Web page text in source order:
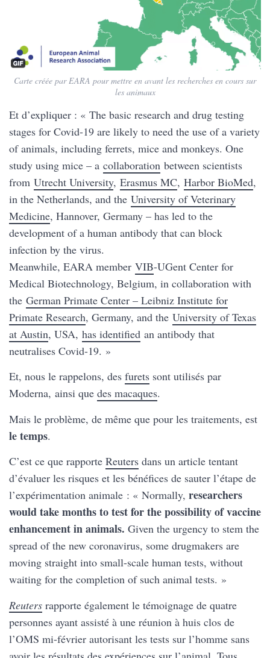
Carte créée par EARA pour mettre en avant les recherches en cours sur
les animaux
Et d’expliquer : « The basic research and drug testing
stages for Covid-19 are likely to need the use of a variety
of animals, including ferrets, mice and monkeys. One
study using mice – a collaboration between scientists
from Utrecht University, Erasmus MC, Harbor BioMed,
in the Netherlands, and the University of Veterinary
Medicine, Hannover, Germany – has led to the
development of a human antibody that can block
infection by the virus.
Meanwhile, EARA member VIB-UGent Center for
Medical Biotechnology, Belgium, in collaboration with
the German Primate Center – Leibniz Institute for
Primate Research, Germany, and the University of Texas
at Austin, USA, has identified an antibody that
neutralises Covid-19. »
Et, nous le rappelons, des furets sont utilisés par
Moderna, ainsi que des macaques.
Mais le problème, de même que pour les traitements, est
le temps.
C’est ce que rapporte Reuters dans un article tentant
d’évaluer les risques et les bénéfices de sauter l’étape de
l’expérimentation animale : « Normally, researchers
would take months to test for the possibility of vaccine
enhancement in animals. Given the urgency to stem the
spread of the new coronavirus, some drugmakers are
moving straight into small-scale human tests, without
waiting for the completion of such animal tests. »
Reuters rapporte également le témoignage de quatre
personnes ayant assisté à une réunion à huis clos de
l’OMS mi-février autorisant les tests sur l’homme sans